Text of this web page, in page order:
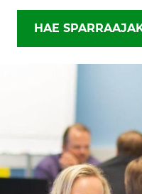
HAE